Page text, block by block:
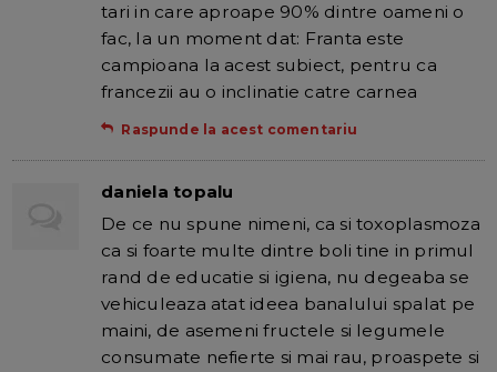
tari in care aproape 90% dintre oameni o
fac, la un moment dat: Franta este
campioana la acest subiect, pentru ca
francezii au o inclinatie catre carnea
Raspunde la acest comentariu
daniela topalu
De ce nu spune nimeni, ca si toxoplasmoza
ca si foarte multe dintre boli tine in primul
rand de educatie si igiena, nu degeaba se
vehiculeaza atat ideea banalului spalat pe
maini, de asemeni fructele si legumele
consumate nefierte si mai rau, proaspete si